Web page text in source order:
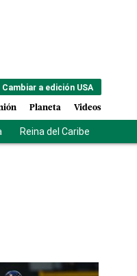
Cambiar a edición USA
Planeta Videos
Reina del Caribe